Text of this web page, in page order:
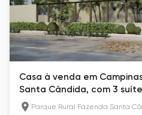
Casa à venda em
Santa Cândida, com 3
Parque Rural Fazenda Santa